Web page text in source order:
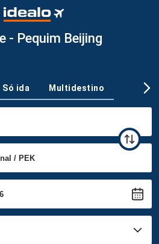
- Pequim Beijing
Só ida Multidestino